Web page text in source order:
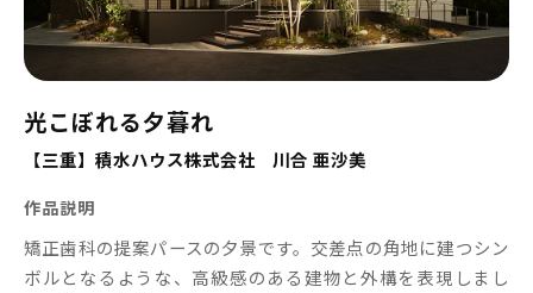
光こぼれる夕暮れ
【三重】積水ハウス株式会社 川合 亜沙美
作品説明
矯正歯科の提案パースの夕景です。交差点の角地に建つシン
ボルとなるような、高級感のある建物と外構を表現しまし